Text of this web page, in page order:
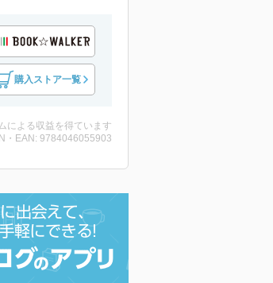
購入ストア一覧
による収益を得ています
・EAN: 9784046055903